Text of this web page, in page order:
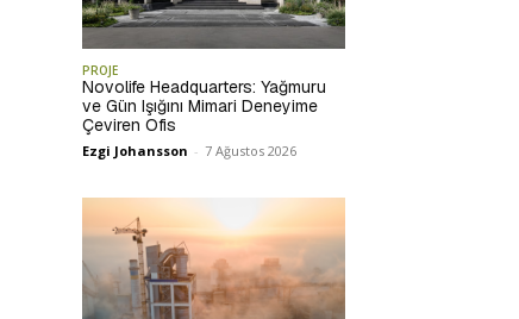
PROJE
Novolife Headquarters: Yağmuru
ve Gün Işığını Mimari Deneyime
Çeviren Ofis
Ezgi Johansson - 7 Ağustos 2026